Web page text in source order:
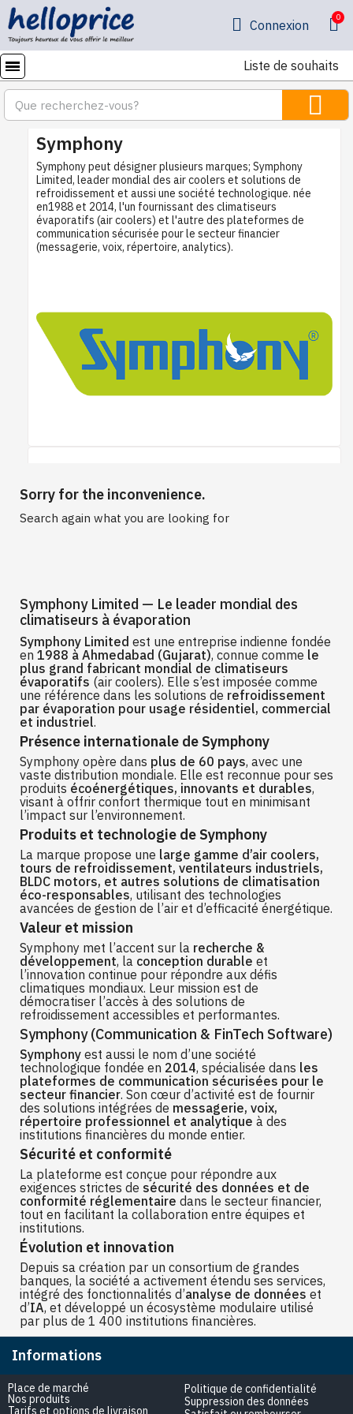
Connexion
Liste de souhaits
Symphony
Symphony peut désigner plusieurs marques; Symphony
Limited, leader mondial des air coolers et solutions de
refroidissement et aussi une société technologique. née
en1988 et 2014, l'un fournissant des climatiseurs
évaporatifs (air coolers) et l'autre des plateformes de
communication sécurisée pour le secteur financier
(messagerie, voix, répertoire, analytics).
Sorry for the inconvenience.
Search again what you are looking for
Symphony Limited — Le leader mondial des
climatiseurs à évaporation
Symphony Limited est une entreprise indienne fondée
en 1988 à Ahmedabad (Gujarat), connue comme le
plus grand fabricant mondial de climatiseurs
évaporatifs (air coolers). Elle s’est imposée comme
une référence dans les solutions de refroidissement
par évaporation pour usage résidentiel, commercial
et industriel.
Présence internationale de Symphony
Symphony opère dans plus de 60 pays, avec une
vaste distribution mondiale. Elle est reconnue pour ses
produits écoénergétiques, innovants et durables,
visant à offrir confort thermique tout en minimisant
l’impact sur l’environnement.
Produits et technologie de Symphony
La marque propose une large gamme d’air coolers,
tours de refroidissement, ventilateurs industriels,
BLDC motors, et autres solutions de climatisation
éco-responsables, utilisant des technologies
avancées de gestion de l’air et d’efficacité énergétique.
Valeur et mission
Symphony met l’accent sur la recherche &
développement, la conception durable et
l’innovation continue pour répondre aux défis
climatiques mondiaux. Leur mission est de
démocratiser l’accès à des solutions de
refroidissement accessibles et performantes.
Symphony (Communication & FinTech Software)
Symphony est aussi le nom d’une société
technologique fondée en 2014, spécialisée dans les
plateformes de communication sécurisées pour le
secteur financier. Son cœur d’activité est de fournir
des solutions intégrées de messagerie, voix,
répertoire professionnel et analytique à des
institutions financières du monde entier.
Sécurité et conformité
La plateforme est conçue pour répondre aux
exigences strictes de sécurité des données et de
conformité réglementaire dans le secteur financier,
tout en facilitant la collaboration entre équipes et
institutions.
Évolution et innovation
Depuis sa création par un consortium de grandes
banques, la société a activement étendu ses services,
intégré des fonctionnalités d’analyse de données et
d’IA, et développé un écosystème modulaire utilisé
par plus de 1 400 institutions financières.
Informations
Place de marché
Nos produits
Tarifs et options de livraison
Politique de confidentialité
Suppression des données